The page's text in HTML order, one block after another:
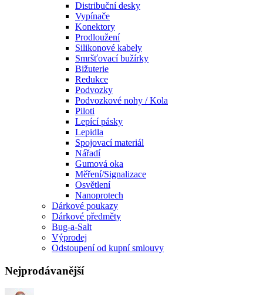
Distribuční desky
Vypínače
Konektory
Prodloužení
Silikonové kabely
Smršťovací bužírky
Bižuterie
Redukce
Podvozky
Podvozkové nohy / Kola
Piloti
Lepící pásky
Lepidla
Spojovací materiál
Nářadí
Gumová oka
Měření/Signalizace
Osvětlení
Nanoprotech
Dárkové poukazy
Dárkové předměty
Bug-a-Salt
Výprodej
Odstoupení od kupní smlouvy
Nejprodávanější